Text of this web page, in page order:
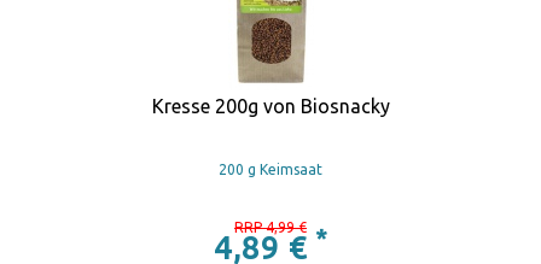
Kresse 200g von Biosnacky
200 g Keimsaat
RRP 4,99 €
4,89 € *